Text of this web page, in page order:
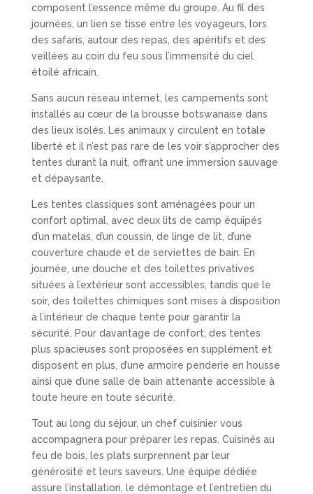
composent l’essence même du groupe. Au fil des
journées, un lien se tisse entre les voyageurs, lors
des safaris, autour des repas, des apéritifs et des
veillées au coin du feu sous l’immensité du ciel
étoilé africain.
Sans aucun réseau internet, les campements sont
installés au cœur de la brousse botswanaise dans
des lieux isolés. Les animaux y circulent en totale
liberté et il n’est pas rare de les voir s’approcher des
tentes durant la nuit, offrant une immersion sauvage
et dépaysante.
Les tentes classiques sont aménagées pour un
confort optimal, avec deux lits de camp équipés
d’un matelas, d’un coussin, de linge de lit, d’une
couverture chaude et de serviettes de bain. En
journée, une douche et des toilettes privatives
situées à l’extérieur sont accessibles, tandis que le
soir, des toilettes chimiques sont mises à disposition
à l’intérieur de chaque tente pour garantir la
sécurité. Pour davantage de confort, des tentes
plus spacieuses sont proposées en supplément et
disposent en plus, d’une armoire penderie en housse
ainsi que d’une salle de bain attenante accessible à
toute heure en toute sécurité.
Tout au long du séjour, un chef cuisinier vous
accompagnera pour préparer les repas. Cuisinés au
feu de bois, les plats surprennent par leur
générosité et leurs saveurs. Une équipe dédiée
assure l’installation, le démontage et l’entretien du